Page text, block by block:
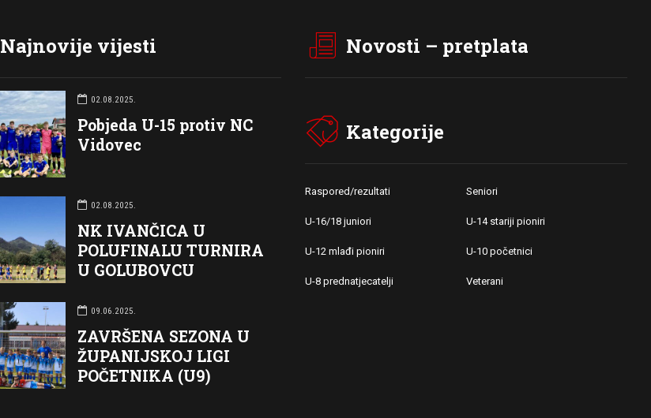
Najnovije vijesti
02.08.2025.
Pobjeda U-15 protiv NC
Vidovec
02.08.2025.
NK IVANČICA U
POLUFINALU TURNIRA
U GOLUBOVCU
09.06.2025.
ZAVRŠENA SEZONA U
ŽUPANIJSKOJ LIGI
POČETNIKA (U9)
Novosti – pretplata
Kategorije
Raspored/rezultati Seniori
U-16/18 juniori U-14 stariji pioniri
U-12 mlađi pioniri U-10 početnici
U-8 prednatjecatelji Veterani